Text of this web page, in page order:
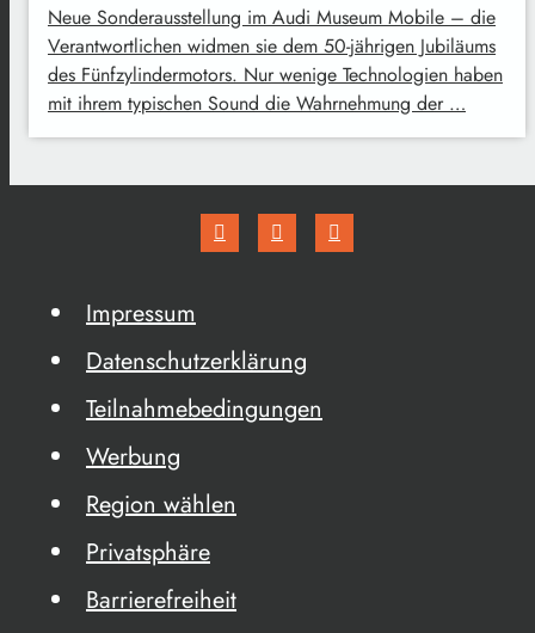
Neue Sonderausstellung im Audi Museum Mobile – die
Verantwortlichen widmen sie dem 50-jährigen Jubiläums
des Fünfzylindermotors. Nur wenige Technologien haben
mit ihrem typischen Sound die Wahrnehmung der …
Impressum
Datenschutzerklärung
Teilnahmebedingungen
Werbung
Region wählen
Privatsphäre
Barrierefreiheit